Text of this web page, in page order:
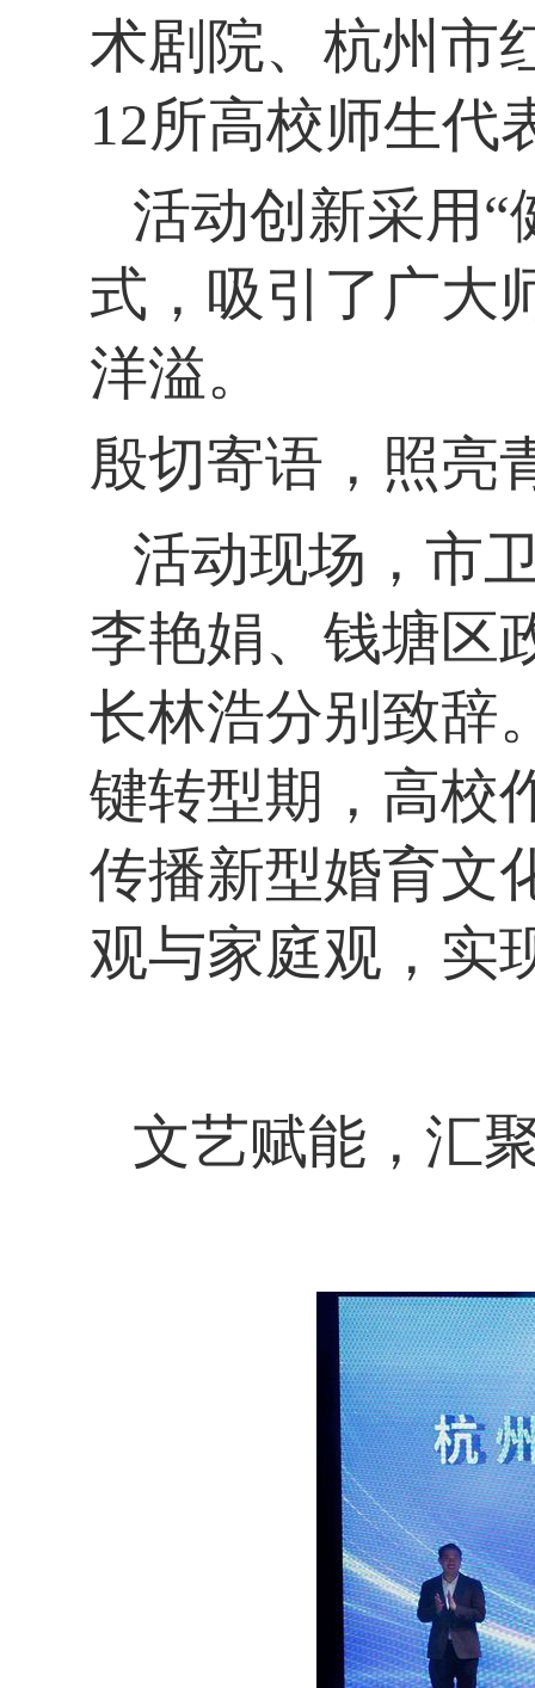
术剧院、杭州市
12所高校师生代
活动创新采用“
式，吸引了广大
洋溢。
殷切寄语，照亮
活动现场，市
李艳娟、钱塘区
长林浩分别致辞
键转型期，高校
传播新型婚育文
观与家庭观，实
文艺赋能，汇